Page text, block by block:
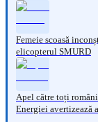
Femeie scoasă
elicopterul SMURD
Apel către toți
Energiei avertizează